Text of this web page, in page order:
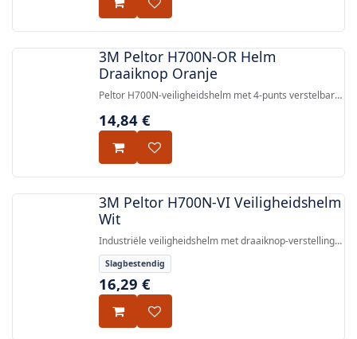
3M Peltor H700N-OR Helm
Draaiknop Oranje
Peltor H700N-veiligheidshelm met 4-punts verstelbare
bij -30°C (EN397:2012) en -50°C (ГОСТ Р ЕН 397/А1-
14,84 €
3M Peltor H700N-VI Veiligheidshelm
Wit
Industriële veiligheidshelm met draaiknop-verstelling,
korte rand voor beter zicht naar boven, goedgekeurd
volgens EN 397:2012+A1:2012.
Slagbestendig
16,29 €